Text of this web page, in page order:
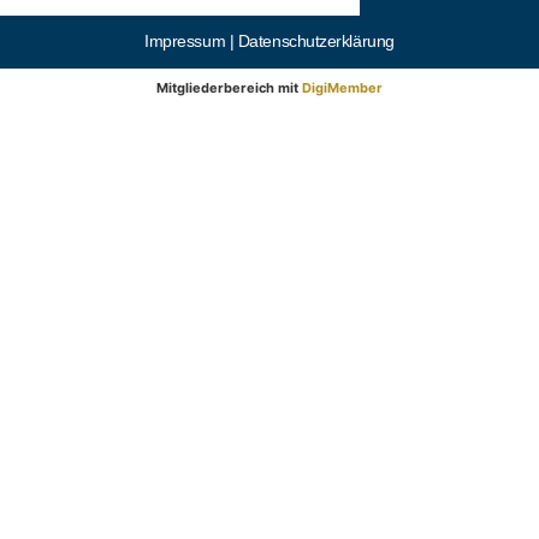
Impressum | Datenschutzerklärung
Mitgliederbereich mit DigiMember